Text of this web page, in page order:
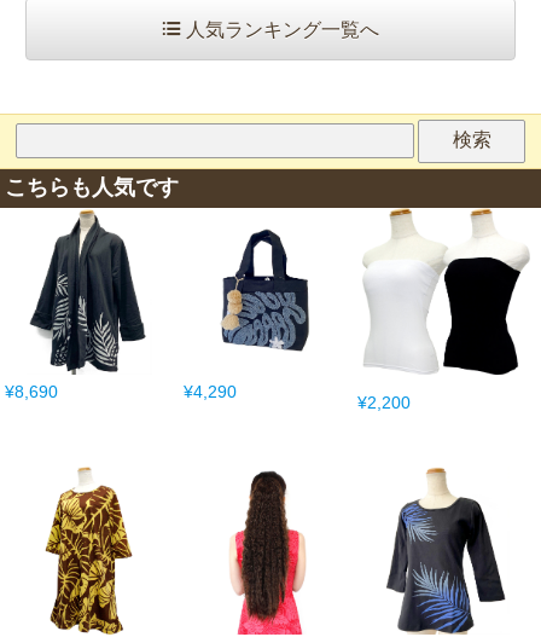
人気ランキング一覧へ
こちらも人気です
¥8,690 ¥4,290
¥2,200